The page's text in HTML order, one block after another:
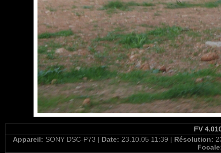
FV
Appareil: SONY DSC-P73 | Date: 23.10.05 11:39 | Résolution: